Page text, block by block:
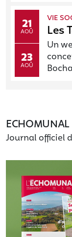
21
AOÛ
23
AOÛ
VIE
Les
Un
ECHOMUNAL
Journal officiel